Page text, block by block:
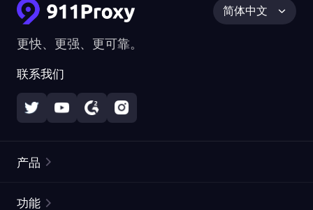
更快、更强、更可靠。
联系我们
简体中文
产品
功能